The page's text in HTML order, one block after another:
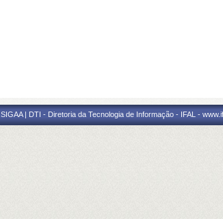
SIGAA | DTI - Diretoria da Tecnologia de Informação - IFAL -